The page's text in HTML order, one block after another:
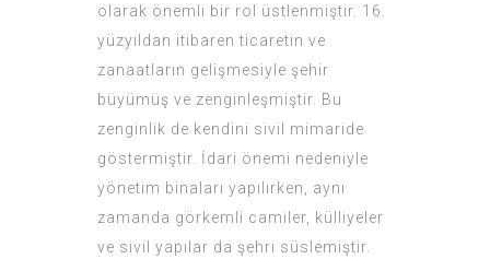
olarak önemli bir rol üstlenmiştir. 16.
yüzyıldan itibaren ticaretin ve
zanaatların gelişmesiyle şehir
büyümüş ve zenginleşmiştir. Bu
zenginlik de kendini sivil mimaride
göstermiştir. İdari önemi nedeniyle
yönetim binaları yapılırken, aynı
zamanda görkemli camiler, külliyeler
ve sivil yapılar da şehri süslemiştir.